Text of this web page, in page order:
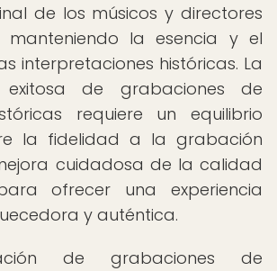
de los músicos y directores
manteniendo la esencia y el
interpretaciones históricas. La
exitosa de grabaciones de
requiere un equilibrio
la fidelidad a la grabación
cuidadosa de la calidad
ofrecer una experiencia
y auténtica.
de grabaciones de